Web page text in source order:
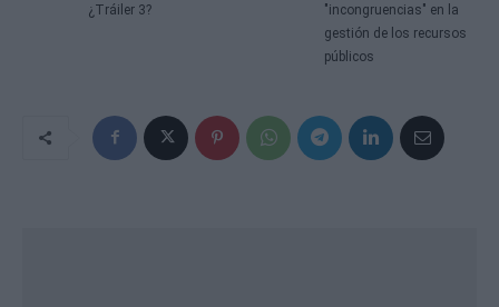
¿Tráiler 3?
"incongruencias" en la
gestión de los recursos
públicos